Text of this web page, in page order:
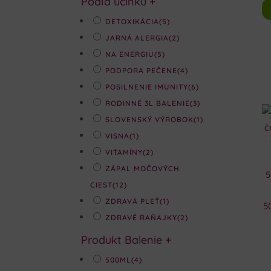
DETOXIKÁCIA(5)
JARNÁ ALERGIA(2)
NA ENERGIU(5)
PODPORA PEČENE(4)
POSILNENIE IMUNITY(6)
RODINNÉ 3L BALENIE(3)
SLOVENSKÝ VÝROBOK(1)
VISNA(1)
VITAMÍNY(2)
ZÁPAL MOČOVÝCH
CIEST(12)
ZDRAVÁ PLEŤ(1)
ZDRAVÉ RAŇAJKY(2)
Produkt Balenie +
500ML(4)